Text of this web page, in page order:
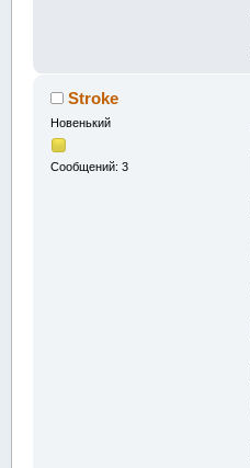
Stroke
Новенький
Сообщений: 3